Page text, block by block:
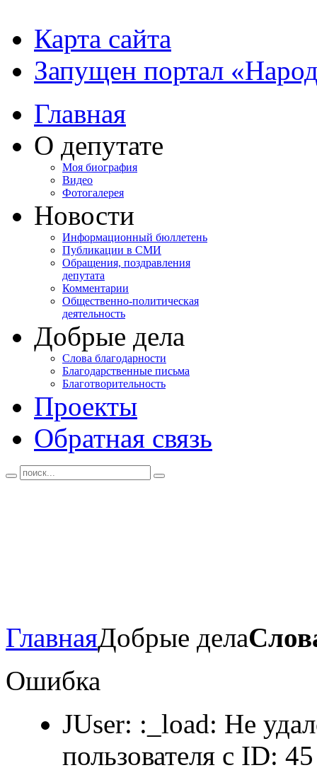
Карта сайта
Запущен портал
Главная
О депутате
Моя биография
Видео
Фотогалерея
Новости
Информационный бюллетень
Публикации в СМИ
Обращения, поздравления
депутата
Комментарии
Общественно-политическая
деятельность
Добрые дела
Слова благодарности
Благодарственные письма
Благотворительность
Проекты
Обратная связь
ГлавнаяДобрые дела
Ошибка
JUser: :_load: Не
пользователя с ID: 45